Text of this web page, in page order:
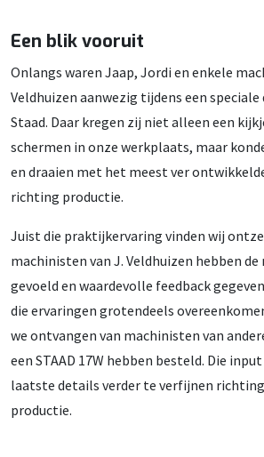
Een blik vooruit
Onlangs waren Jaap, Jordi en enkele
Veldhuizen aanwezig tijdens een
Staad. Daar kregen zij niet alleen een
schermen in onze werkplaats, maar
en draaien met het meest ver
richting productie.
Juist die praktijkervaring vinden wij
machinisten van J. Veldhuizen hebben de
gevoeld en waardevolle feedback
die ervaringen grotendeels
we ontvangen van machinisten van
een STAAD 17W hebben besteld. Die
laatste details verder te verfijnen
productie.